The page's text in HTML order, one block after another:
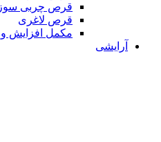
قرص چربی سوز
قرص لاغری
مکمل افزایش
آرایشی